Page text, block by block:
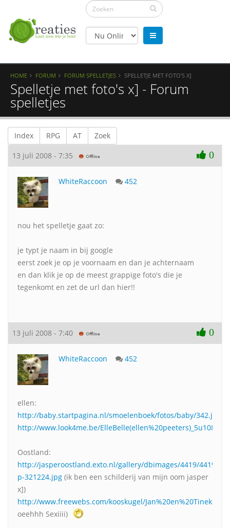
HOME FORUM FORUM SPELLETJES SPELLETJE MET FOTO'S X]
Spelletje met foto's x] - Forum
spelletjes
Index RPG AT Zoek
13 juli 2008 - 7:35 0
WhiteRaccoon 452
nou het spelletje gaat zo:
je typt je naam in bij google
eerst zoek je op je voornaam en dan je achternaam
en dan klik je op de meest grappige foto's die je
tegenkomt en zet de url dan hier!!
13 juli 2008 - 7:40 0
WhiteRaccoon 452
ellen:
http://baby.startpagina.nl/smoelenboek/fotos/baby/342.jpg
http://www.look4me.be/
Oostland:
http://jasperoostland.exto.nl/gallery/dbimages/4419/4419-
p-321224.jpg (ik ben een schilderij van mijn oom jasper
x])
http://www.freewebs.com/kooskugel/Jan%20en%20Tineke.JPG
oeehhh Sexiiii)